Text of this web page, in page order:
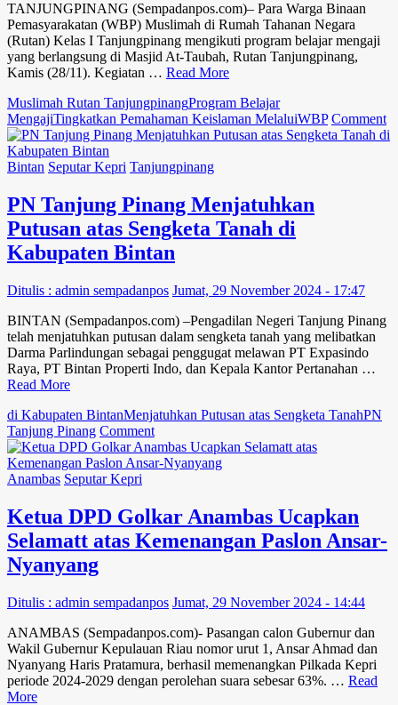
TANJUNGPINANG (Sempadanpos.com)– Para Warga Binaan
Pemasyarakatan (WBP) Muslimah di Rumah Tahanan Negara
(Rutan) Kelas I Tanjungpinang mengikuti program belajar mengaji
yang berlangsung di Masjid At-Taubah, Rutan Tanjungpinang,
Kamis (28/11). Kegiatan … Read More
Muslimah Rutan TanjungpinangProgram Belajar
MengajiTingkatkan Pemahaman Keislaman MelaluiWBP Comment
Bintan Seputar Kepri Tanjungpinang
PN Tanjung Pinang Menjatuhkan
Putusan atas Sengketa Tanah di
Kabupaten Bintan
Ditulis : admin sempadanpos Jumat, 29 November 2024 - 17:47
BINTAN (Sempadanpos.com) –Pengadilan Negeri Tanjung Pinang
telah menjatuhkan putusan dalam sengketa tanah yang melibatkan
Darma Parlindungan sebagai penggugat melawan PT Expasindo
Raya, PT Bintan Properti Indo, dan Kepala Kantor Pertanahan …
Read More
di Kabupaten BintanMenjatuhkan Putusan atas Sengketa TanahPN
Tanjung Pinang Commenton
PN
Tanjung
Putusan
atas
Sengketa
Bintan
Anambas Seputar Kepri
Ketua DPD Golkar Anambas Ucapkan
Selamatt atas Kemenangan Paslon Ansar-
Nyanyang
Ditulis : admin sempadanpos Jumat, 29 November 2024 - 14:44
ANAMBAS (Sempadanpos.com)- Pasangan calon Gubernur dan
Wakil Gubernur Kepulauan Riau nomor urut 1, Ansar Ahmad dan
Nyanyang Haris Pratamura, berhasil memenangkan Pilkada Kepri
periode 2024-2029 dengan perolehan suara sebesar 63%. … Read
More